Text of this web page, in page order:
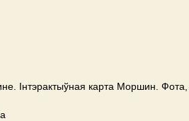
Інтэрактыўная карта Моршин. Фота,